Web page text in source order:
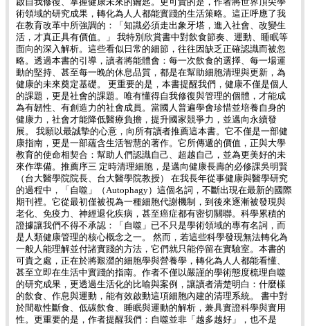
啟自我修復、掌握健康未來的鑰匙。更可貴的是，作者將世界頂尖學
術領域的研究成果，轉化為人人都能實踐的生活策略。這正呼應了我
在教育改革中所強調的：「知識必須走出象牙塔，進入社會、改變生
活，才真正具有價值。」 我特別欣賞書中對飲食節奏、運動、睡眠等
面向的深入解析。這些看似日常的細節，往往因缺乏正確認識而被忽
略。透過本書的引導，讀者將能體會：每一次飲食的選擇、每一場運
動的堅持、甚至每一晚的休息品質，都是在幫助細胞清理與更新，為
健康的未來奠定基礎。 更重要的是，本書提醒我們，健康不僅是個人
的課題，更是社會的課題。唯有懂得自我修復與管理的個體，才能成
為有韌性、有創造力的社會成員。當國人普遍學會珍惜並培養自身的
健康力，社會才能降低醫療負擔，提升國家競爭力，並邁向永續發
展。 我願以最誠摯的心意，向所有讀者推薦這本書。它不僅是一部健
康指南，更是一部蘊含生活智慧的著作。它所傳遞的價值，正與大學
教育的使命相契合：幫助人們認識自己、超越自己，並為更美好的未
來作準備。推薦序三 定時清理細胞，是邁向健康長壽的必修課吳明賢
（台大醫學院院長、台大醫學院教授） 在我長年從事健康與醫學研究
的過程中，「自噬」（Autophagy）這個名詞，不斷出現在最新的國際
期刊裡。它從最初僅被視為一種細胞代謝機制，到後來逐漸被發現與
老化、免疫力、神經退化疾病，甚至癌症都有密切關聯。科學累積的
證據讓我們不得不承認：「自噬」已不只是學術領域的專有名詞，而
是人類健康管理的核心概念之一。 然而，若這些科學發現無法轉化為
一般人能理解並付諸實踐的方法，它們就只能停留在實驗室。本書的
可貴之處，正在於將艱澀的細胞學與營養學，轉化為人人都能看懂、
甚至立即在生活中實踐的指南。作者不僅以嚴謹的學術態度梳理自噬
的研究成果，更透過生活化的比喻與案例，讓讀者清楚明白：什麼樣
的飲食、作息與運動，能有效啟動這項細胞內建的清理系統。 書中對
於間歇性斷食、低碳飲食、睡眠與運動的解析，兼具實證科學與實用
性。更重要的是，作者提醒我們：自噬並非「越多越好」，也不是